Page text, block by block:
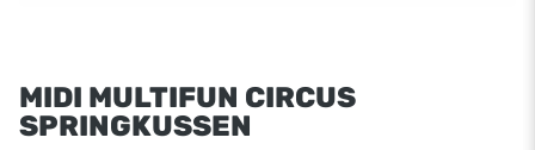
MIDI MULTIFUN CIRCUS
SPRINGKUSSEN